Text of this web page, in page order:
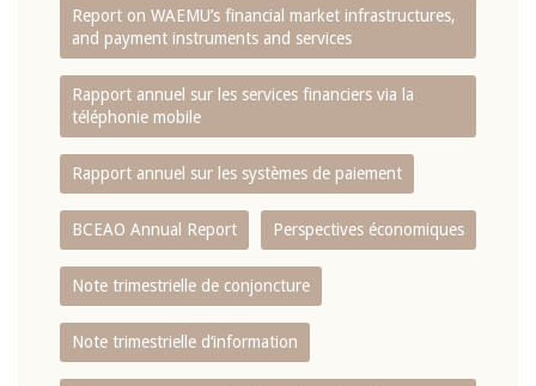
Report on WAEMU’s financial market infrastructures,
and payment instruments and services
Rapport annuel sur les services financiers via la
téléphonie mobile
Rapport annuel sur les systèmes de paiement
BCEAO Annual Report Perspectives économiques
Note trimestrielle de conjoncture
Note trimestrielle d‘information